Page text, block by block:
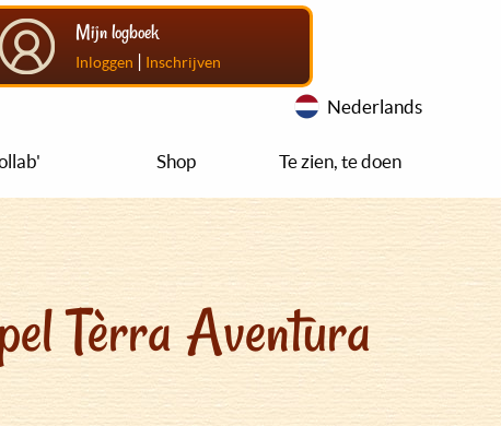
Mijn logboek
Inloggen | Inschrijven
Nederlands
Shop Te zien, te doen
Tèrra Aventura